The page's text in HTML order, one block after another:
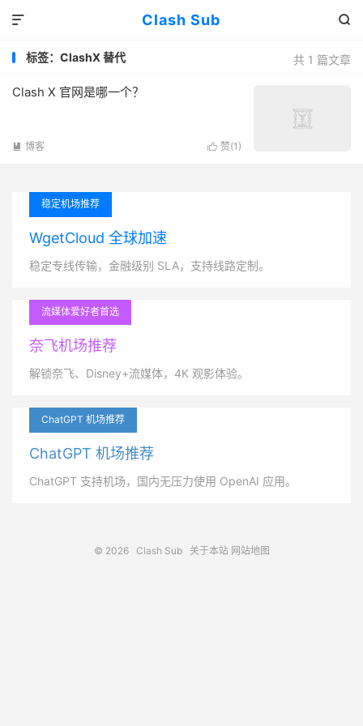
Clash Sub 

共 1 篇文章
标签：ClashX 替代
Clash X 官网是哪一个？
 赞(1 )
 博客
稳定机场推荐
WgetCloud 全球加速
稳定专线传输，金融级别 SLA，支持线路定制。
流媒体爱好者首选
奈飞机场推荐
解锁奈飞、Disney+流媒体，4K 观影体验。
ChatGPT 机场推荐
ChatGPT 机场推荐
ChatGPT 支持机场，国内无压力使用 OpenAI 应用。
© 2026 Clash Sub 关于本站 网站地图